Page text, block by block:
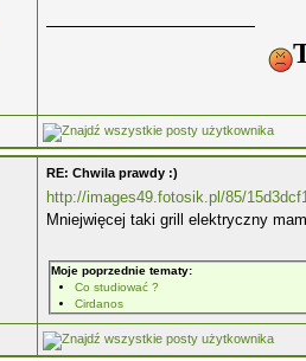
RE: Chwila prawdy :)
http://images49.fotosik.pl/85/
Mniejwięcej taki grill elektryczny
Moje poprzednie tematy:
Co studiować ?
Cirdanos